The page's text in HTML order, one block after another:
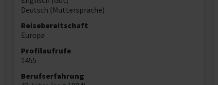
Deutsch (Muttersprache)
Reisebereitschaft
Europa
Profilaufrufe
1455
Berufserfahrung